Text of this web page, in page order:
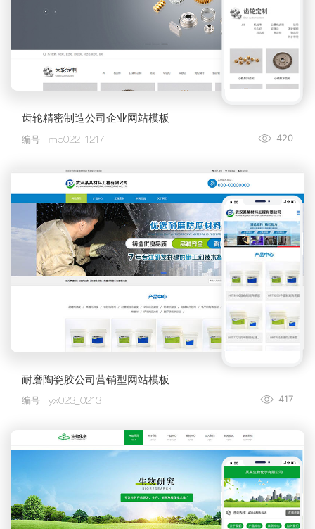
齿轮精密制造公司企业网站模板
420
编号 mo022_1217
耐磨陶瓷胶公司营销型网站模板
417
编号 yx023_0213